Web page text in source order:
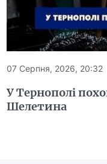
07 Серпня, 2026, 20:32
У Тернополі
Шелетина